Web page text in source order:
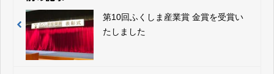
第10回ふくしま産業賞 金賞を受賞い
たしました